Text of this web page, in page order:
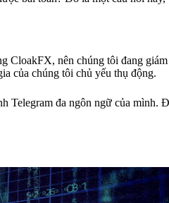
CloakFX, nên chúng tôi đang
của chúng tôi chủ yếu thụ động.
Telegram đa ngôn ngữ của